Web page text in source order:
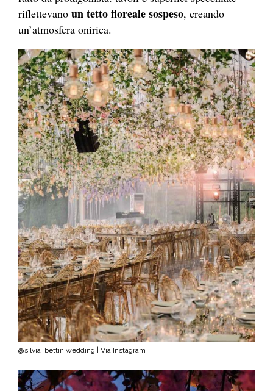
riflettevano un tetto floreale sospeso, creando
un’atmosfera onirica.
@silvia_bettiniwedding | Via Instagram